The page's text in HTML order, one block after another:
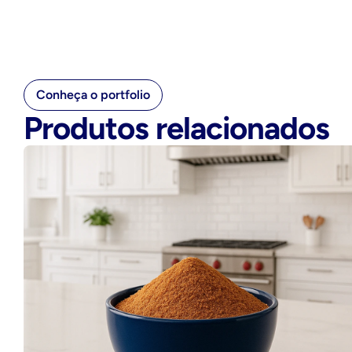
Conheça o portfolio
Produtos relacionados